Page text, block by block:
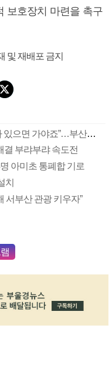
보호장치 마련을 촉구
및 재배포 금지
“600km 넘는 하늘길 멀어도 응급환자 있으면 가야죠”…부산소방항공대 활약상 눈길
결 부랴부랴 속도전
아미초 통폐합 기로
치
서부산 관광 키우자”